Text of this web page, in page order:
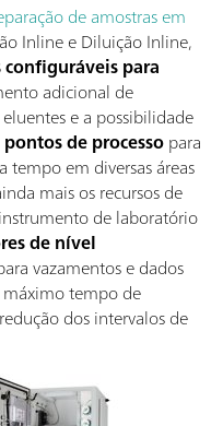
de amostras em
Inline e Diluição Inline,
para
adicional de
e a possibilidade
de processopara
tempo em diversas áreas
mais os recursos de
de laboratório
de nível
vazamentos e dados
máximo tempo de
dos intervalos de